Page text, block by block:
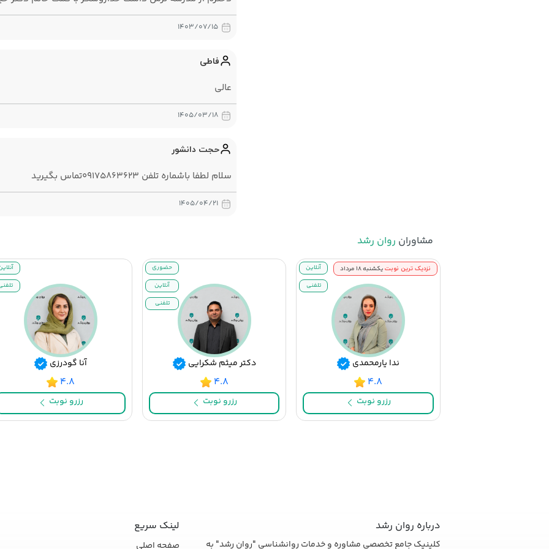
۱۴۰۳/۰۷/۱۵
فاطی
عالی
۱۴۰۵/۰۳/۱۸
حجت دانشور
سلام لطفا باشماره تلفن ۰۹۱۷۵۸۶۳۶۲۳تماس بگیرید
۱۴۰۵/۰۴/۲۱
مشاوران روان رشد
ندا یارمحمدی
۴.۸
رزرو نوبت
آنلاین
تلفنی
نزدیک ترین نوبتیکشنبه ۱۸ مرداد
دکتر میثم شکرایی
۴.۸
رزرو نوبت
حضوری
آنلاین
تلفنی
آنا گودرزی
۴.۸
رزرو نوبت
درباره روان رشد
کلینیک جامع تخصصی مشاوره و خدمات روانشناسی "روان رشد" به
لینک سریع
صفحه اصلی